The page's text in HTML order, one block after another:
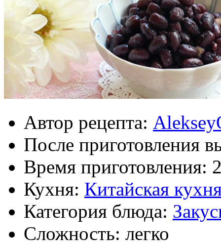
Автор рецепта:
После приготовления
Время приготовления:
Кухня: Китайская
Категория блюда:
Сложность: легко